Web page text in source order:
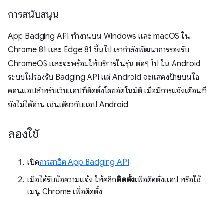
การสนับสนุน
App Badging API ทำงานบน Windows และ macOS ใน
Chrome 81 และ Edge 81 ขึ้นไป เรากำลังพัฒนาการรองรับ
ChromeOS และจะพร้อมให้บริการในรุ่น ต่อๆ ไป ใน Android
ระบบไม่รองรับ Badging API แต่ Android จะแสดงป้ายบนไอ
คอนแอปสำหรับเว็บแอปที่ติดตั้งโดยอัตโนมัติ เมื่อมีการแจ้งเตือนที่
ยังไม่ได้อ่าน เช่นเดียวกับแอป Android
ลองใช้
เปิดการสาธิต App Badging API
เมื่อได้รับข้อความแจ้ง ให้คลิกติดตั้งเพื่อติดตั้งแอป หรือใช้
เมนู Chrome เพื่อติดตั้ง